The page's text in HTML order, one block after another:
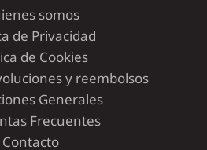
somos
de Privacidad
de Cookies
y reembolsos
Generales
Frecuentes
Contacto